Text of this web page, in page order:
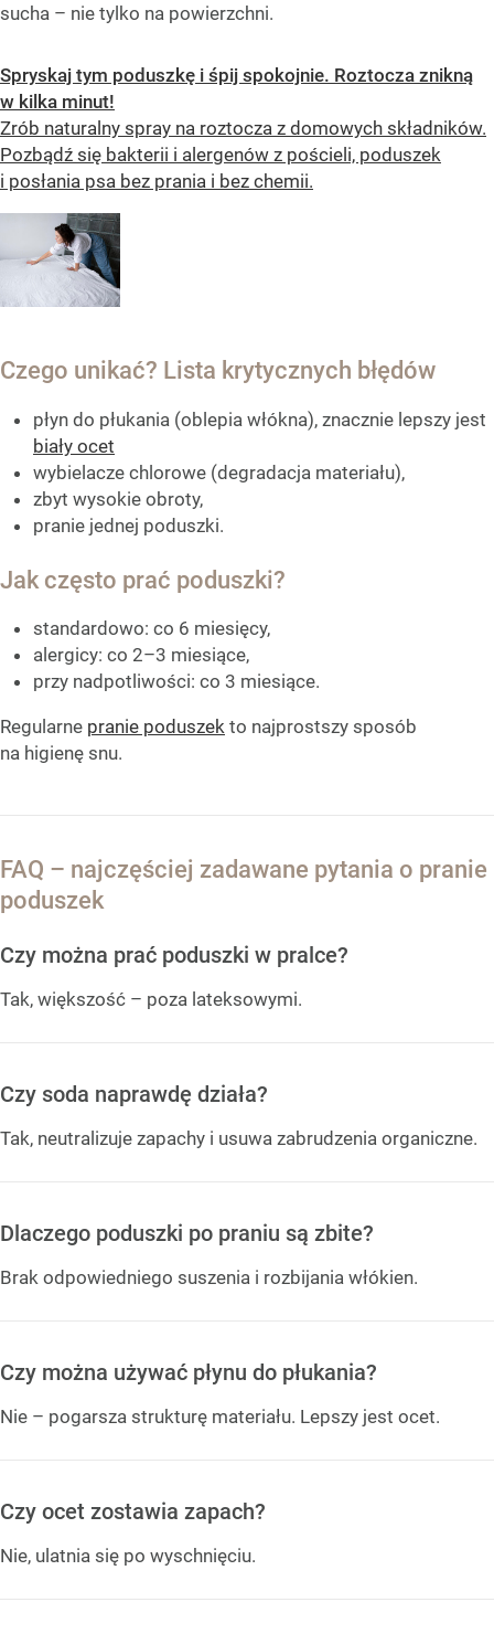
sucha – nie tylko na powierzchni.
Spryskaj tym poduszkę i śpij spokojnie. Roztocza znikną
w kilka minut!
Zrób naturalny spray na roztocza z domowych składników.
Pozbądź się bakterii i alergenów z pościeli, poduszek
i posłania psa bez prania i bez chemii.
Czego unikać? Lista krytycznych błędów
płyn do płukania (oblepia włókna), znacznie lepszy jest
biały ocet
wybielacze chlorowe (degradacja materiału),
zbyt wysokie obroty,
pranie jednej poduszki.
Jak często prać poduszki?
standardowo: co 6 miesięcy,
alergicy: co 2–3 miesiące,
przy nadpotliwości: co 3 miesiące.
Regularne pranie poduszek to najprostszy sposób
na higienę snu.
FAQ – najczęściej zadawane pytania o pranie
poduszek
Czy można prać poduszki w pralce?
Tak, większość – poza lateksowymi.
Czy soda naprawdę działa?
Tak, neutralizuje zapachy i usuwa zabrudzenia organiczne.
Dlaczego poduszki po praniu są zbite?
Brak odpowiedniego suszenia i rozbijania włókien.
Czy można używać płynu do płukania?
Nie – pogarsza strukturę materiału. Lepszy jest ocet.
Czy ocet zostawia zapach?
Nie, ulatnia się po wyschnięciu.